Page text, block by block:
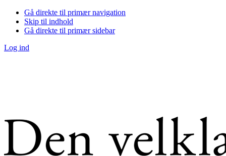
Gå direkte til primær navigation
Skip til indhold
Gå direkte til primær sidebar
Log ind